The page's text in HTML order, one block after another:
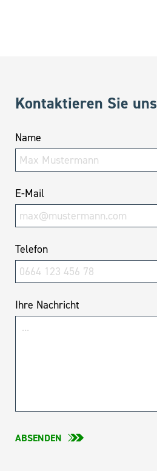
Kontaktieren Sie uns
Name
E-Mail
Telefon
Ihre Nachricht
ABSENDEN